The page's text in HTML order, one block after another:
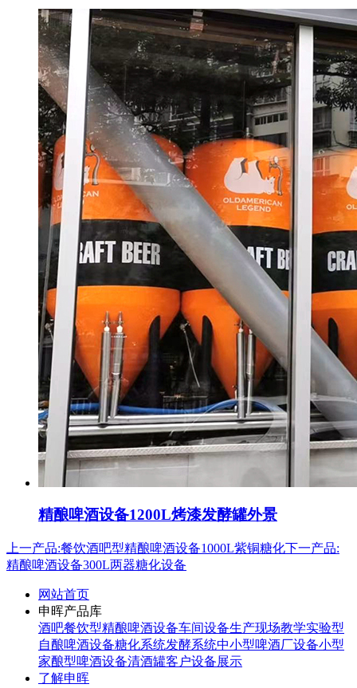
精酿啤酒设备1200L烤漆发酵罐外景
上一产品:餐饮酒吧型精酿啤酒设备1000L紫铜糖化下一产品:
精酿啤酒设备300L两器糖化设备
网站首页
申晖产品库
酒吧餐饮型精酿啤酒设备车间设备生产现场教学实验型
自酿啤酒设备糖化系统发酵系统中小型啤酒厂设备小型
家酿型啤酒设备清酒罐客户设备展示
了解申晖